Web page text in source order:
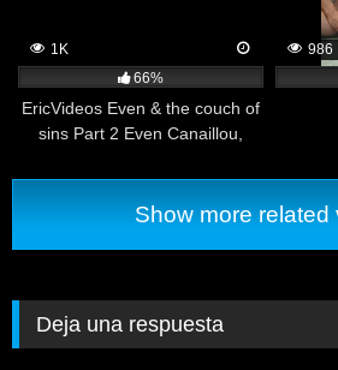
1K
66%
EricVideos Even & the couch of
sins Part 2 Even Canaillou,
986
Show more related
Deja una respuesta